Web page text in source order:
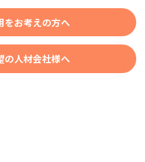
相場
をお考えの方へ
の人材会社様へ